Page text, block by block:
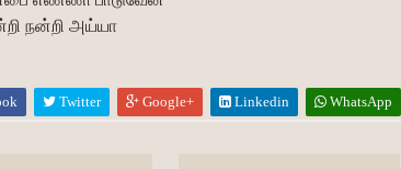
நன்றி அய்யா
Twitter Google+ Linkedin WhatsApp